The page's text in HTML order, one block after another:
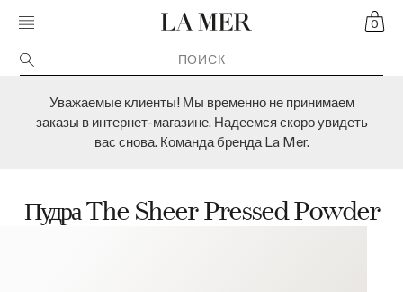
MOBILE MENU TOGGLE CART
0
CRÈME DE LA MER
Уважаемые клиенты! Мы временно не принимаем
заказы в интернет-магазине. Надеемся скоро увидеть
вас снова. Команда бренда La Mer.
Пудра The Sheer Pressed Powder